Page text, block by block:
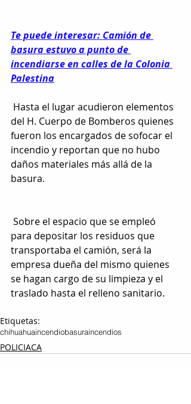
Te puede interesar: Camión de
basura estuvo a punto de
incendiarse en calles de la Colonia
Palestina
Hasta el lugar acudieron elementos
del H. Cuerpo de Bomberos quienes
fueron los encargados de sofocar el
incendio y reportan que no hubo
daños materiales más allá de la
basura.
para depositar los residuos que
transportaba el camión, será la
empresa dueña del mismo quienes
se hagan cargo de su limpieza y el
traslado hasta el relleno sanitario.
Etiquetas:
chihuahuaincendiobasuraincendios
POLICIACA